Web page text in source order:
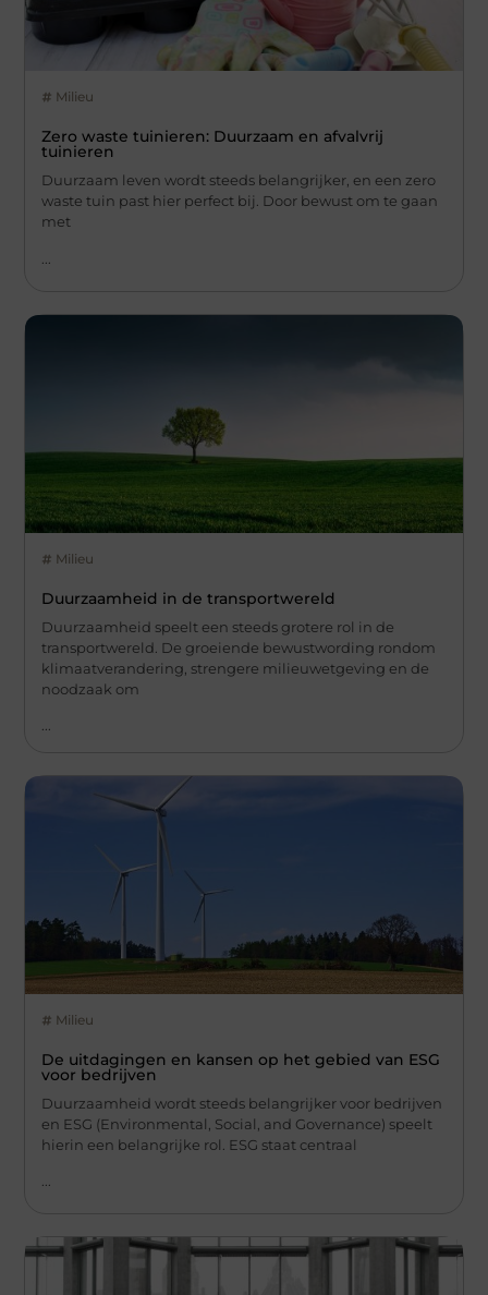
Milieu
Zero waste tuinieren: Duurzaam en afvalvrij
tuinieren
Duurzaam leven wordt steeds belangrijker, en een zero
waste tuin past hier perfect bij. Door bewust om te gaan
met
Milieu
Duurzaamheid in de transportwereld
Duurzaamheid speelt een steeds grotere rol in de
transportwereld. De groeiende bewustwording rondom
klimaatverandering, strengere milieuwetgeving en de
noodzaak om
Milieu
De uitdagingen en kansen op het gebied van ESG
voor bedrijven
Duurzaamheid wordt steeds belangrijker voor bedrijven
en ESG (Environmental, Social, and Governance) speelt
hierin een belangrijke rol. ESG staat centraal
...